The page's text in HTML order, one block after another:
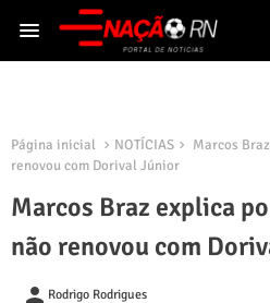
Página inicial NOTÍCIAS
Marcos
renovou com Dorival Júnior
Marcos Braz explica
não renovou com
person Rodrigo Rodrigues